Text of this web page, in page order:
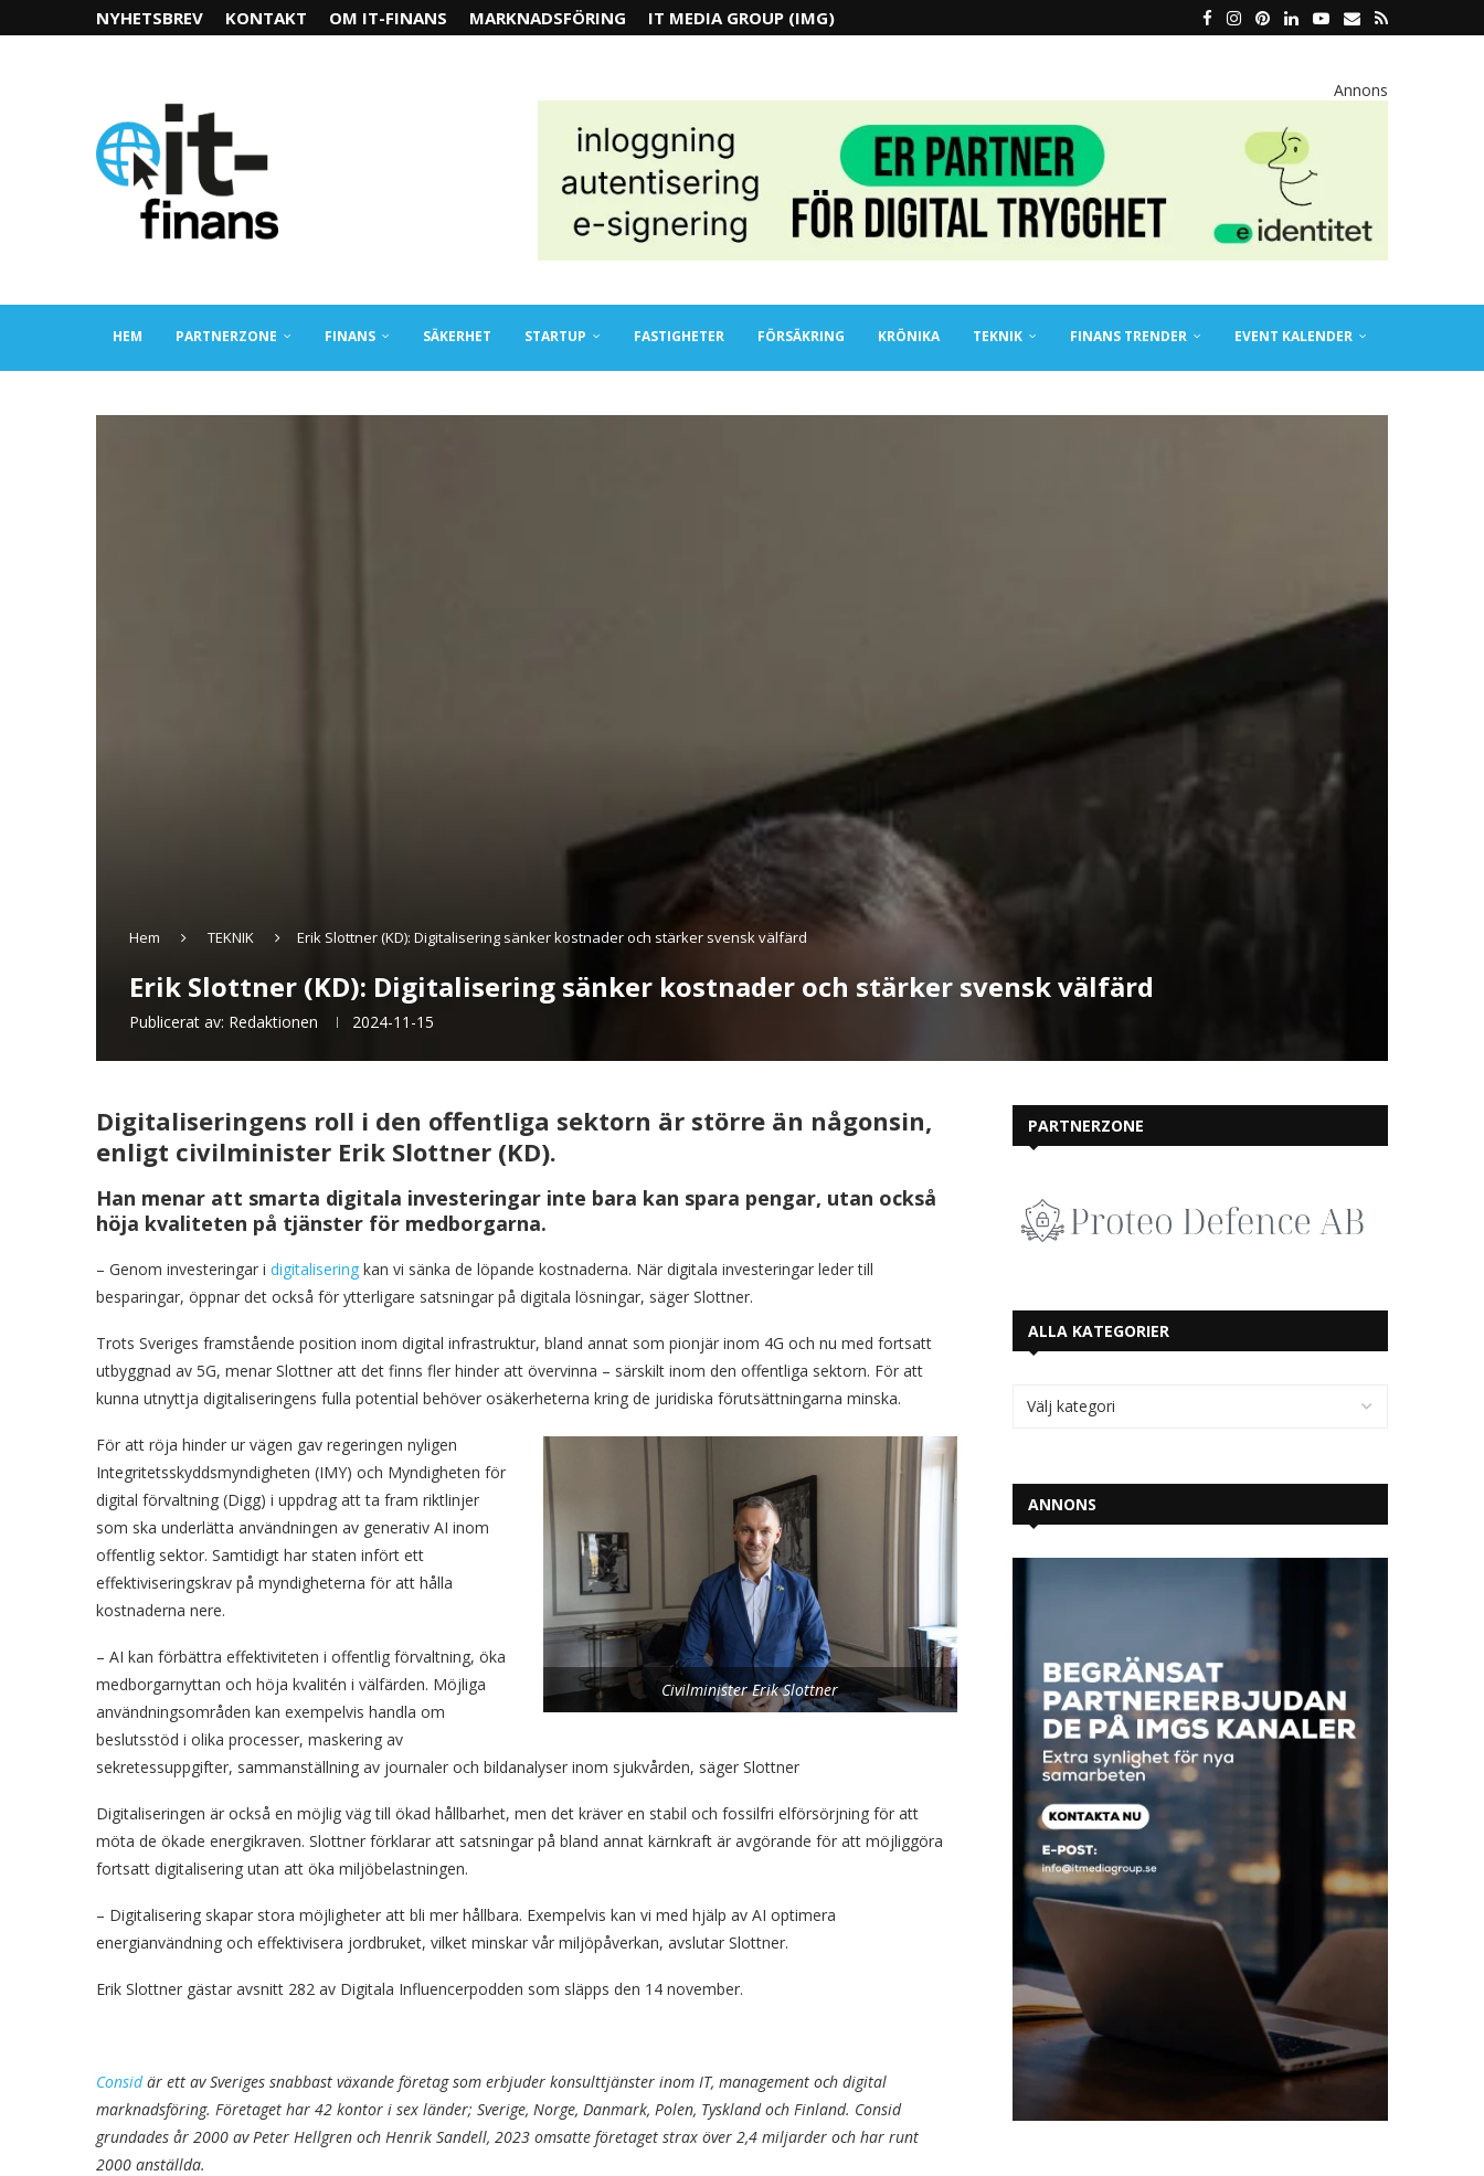
NYHETSBREV KONTAKT OM IT-FINANS MARKNADSFÖRING IT MEDIA GROUP (IMG)
Annons
HEM PARTNERZONE FINANS SÄKERHET STARTUP FASTIGHETER FÖRSÄKRING KRÖNIKA TEKNIK FINANS TRENDER EVENT KALENDER
Hem TEKNIK Erik Slottner (KD): Digitalisering sänker kostnader och stärker svensk välfärd
Erik Slottner (KD): Digitalisering sänker kostnader och stärker svensk välfärd
Publicerat av: Redaktionen 2024-11-15
Digitaliseringens roll i den offentliga sektorn är större än någonsin,
enligt civilminister Erik Slottner (KD).
Han menar att smarta digitala investeringar inte bara kan spara pengar, utan också
höja kvaliteten på tjänster för medborgarna.
– Genom investeringar i digitalisering kan vi sänka de löpande kostnaderna. När digitala investeringar leder till
besparingar, öppnar det också för ytterligare satsningar på digitala lösningar, säger Slottner.
Trots Sveriges framstående position inom digital infrastruktur, bland annat som pionjär inom 4G och nu med fortsatt
utbyggnad av 5G, menar Slottner att det finns fler hinder att övervinna – särskilt inom den offentliga sektorn. För att
kunna utnyttja digitaliseringens fulla potential behöver osäkerheterna kring de juridiska förutsättningarna minska.
Civilminister Erik Slottner
För att röja hinder ur vägen gav regeringen nyligen
Integritetsskyddsmyndigheten (IMY) och Myndigheten för
digital förvaltning (Digg) i uppdrag att ta fram riktlinjer
som ska underlätta användningen av generativ AI inom
offentlig sektor. Samtidigt har staten infört ett
effektiviseringskrav på myndigheterna för att hålla
kostnaderna nere.
– AI kan förbättra effektiviteten i offentlig förvaltning, öka
medborgarnyttan och höja kvalitén i välfärden. Möjliga
användningsområden kan exempelvis handla om
beslutsstöd i olika processer, maskering av
sekretessuppgifter, sammanställning av journaler och bildanalyser inom sjukvården, säger Slottner
Digitaliseringen är också en möjlig väg till ökad hållbarhet, men det kräver en stabil och fossilfri elförsörjning för att
möta de ökade energikraven. Slottner förklarar att satsningar på bland annat kärnkraft är avgörande för att möjliggöra
fortsatt digitalisering utan att öka miljöbelastningen.
– Digitalisering skapar stora möjligheter att bli mer hållbara. Exempelvis kan vi med hjälp av AI optimera
energianvändning och effektivisera jordbruket, vilket minskar vår miljöpåverkan, avslutar Slottner.
Erik Slottner gästar avsnitt 282 av Digitala Influencerpodden som släpps den 14 november.
Considär ett av Sveriges snabbast växande företag som erbjuder konsulttjänster inom IT, management och digital
marknadsföring. Företaget har 42 kontor i sex länder; Sverige, Norge, Danmark, Polen, Tyskland och Finland. Consid
grundades år 2000 av Peter Hellgren och Henrik Sandell, 2023 omsatte företaget strax över 2,4 miljarder och har runt
2000 anställda.
PARTNERZONE
ALLA KATEGORIER
ANNONS